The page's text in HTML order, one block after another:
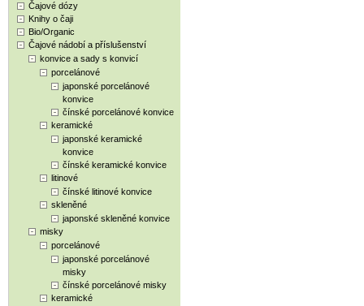
Čajové dózy
Knihy o čaji
Bio/Organic
Čajové nádobí a příslušenství
konvice a sady s konvicí
porcelánové
japonské porcelánové
konvice
čínské porcelánové konvice
keramické
japonské keramické
konvice
čínské keramické konvice
litinové
čínské litinové konvice
skleněné
japonské skleněné konvice
misky
porcelánové
japonské porcelánové
misky
čínské porcelánové misky
keramické